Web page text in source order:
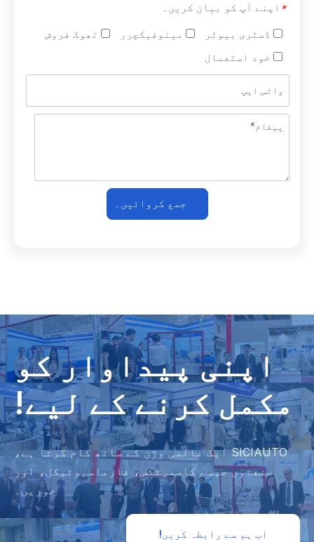
* اپنے آپ کو بیان کریں۔
ڈسٹری بیوٹر
مینوفیکچرر
تھوک فروش
خود استعمال
جمع کروائیں۔
اپنی پیداوار کو
مکمل کرنے کے لیے!
SICIAUTO ایک عالمی وژن کے ساتھ کام کرتا ہے،
صنعتوں جیسے کاسمیٹکس، فارماسیوٹیکل، اور
خوریں۔
اب ہم سے رابطہ کریں!